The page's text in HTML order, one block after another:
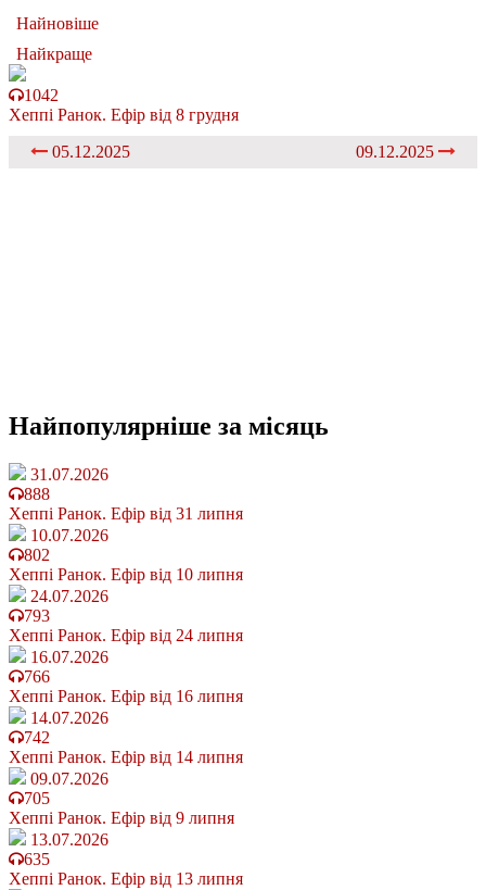
Найновіше
Найкраще
1042
Хеппі Ранок. Ефір від 8 грудня
05.12.2025
09.12.2025
Найпопулярніше за місяць
31.07.2026
888
Хеппі Ранок. Ефір від 31 липня
10.07.2026
802
Хеппі Ранок. Ефір від 10 липня
24.07.2026
793
Хеппі Ранок. Ефір від 24 липня
16.07.2026
766
Хеппі Ранок. Ефір від 16 липня
14.07.2026
742
Хеппі Ранок. Ефір від 14 липня
09.07.2026
705
Хеппі Ранок. Ефір від 9 липня
13.07.2026
635
Хеппі Ранок. Ефір від 13 липня